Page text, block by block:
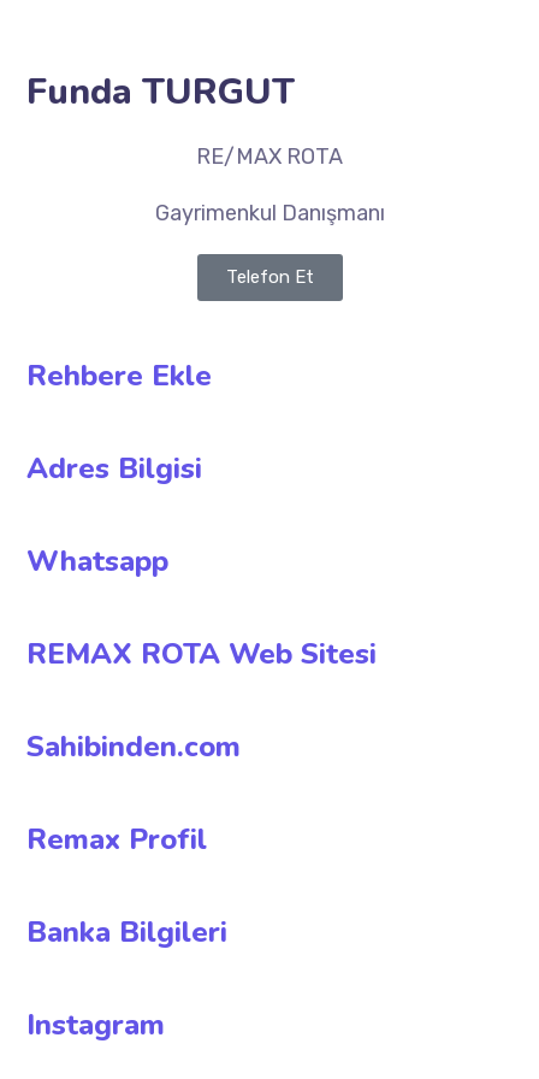
Funda TURGUT
RE/MAX ROTA
Gayrimenkul Danışmanı
Telefon Et
Rehbere Ekle
Adres Bilgisi
Whatsapp
REMAX ROTA Web Sitesi
Sahibinden.com
Remax Profil
Banka Bilgileri
Instagram